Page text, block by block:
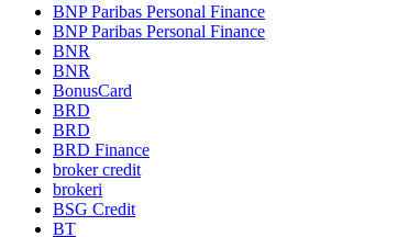
BNP Paribas Personal Finance
BNP Paribas Personal Finance
BNR
BNR
BonusCard
BRD
BRD
BRD Finance
broker credit
brokeri
BSG Credit
BT